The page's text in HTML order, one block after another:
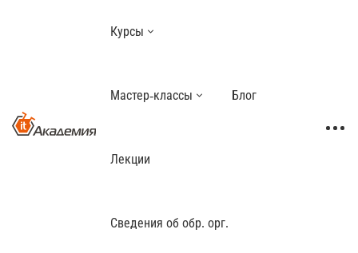
Курсы
Мастер-классы Блог
Лекции
Сведения об обр. орг.